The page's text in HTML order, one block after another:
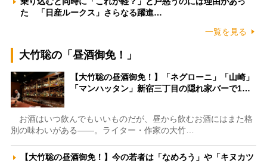
た 「日産ルークス」さらなる躍進…
一覧を見る
大竹聡の「昼酒御免！」
【大竹聡の昼酒御免！】「ネグローニ」「山崎」
「マンハッタン」新宿三丁目の隠れ家バーで1…
お酒はいつ飲んでもいいものだが、昼から飲むお酒にはまた格
別の味わいがある――。ライター・作家の大竹…
【大竹聡の昼酒御免！】今の若者は「なめろう」や「キヌカツ